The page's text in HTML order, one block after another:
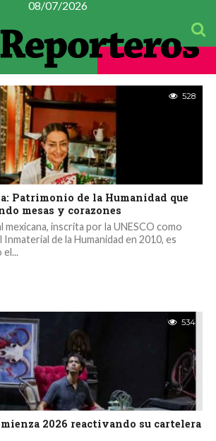
08/07/2026
CULTURA
528
Patrimonio de la Humanidad que
mesas y corazones
mexicana, inscrita por la UNESCO como
de la Humanidad en 2010, es
534
2026 reactivando su cartelera